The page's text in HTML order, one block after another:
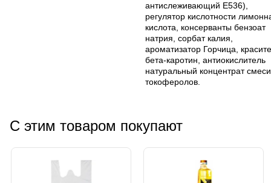
антислеживающий Е536),
регулятор кислотности
кислота, консерванты бензоат
натрия, сорбат калия,
ароматизатор Горчица,
бета-каротин, антиокислитель
натуральный концентрат смеси
токоферолов.
С этим товаром покупают